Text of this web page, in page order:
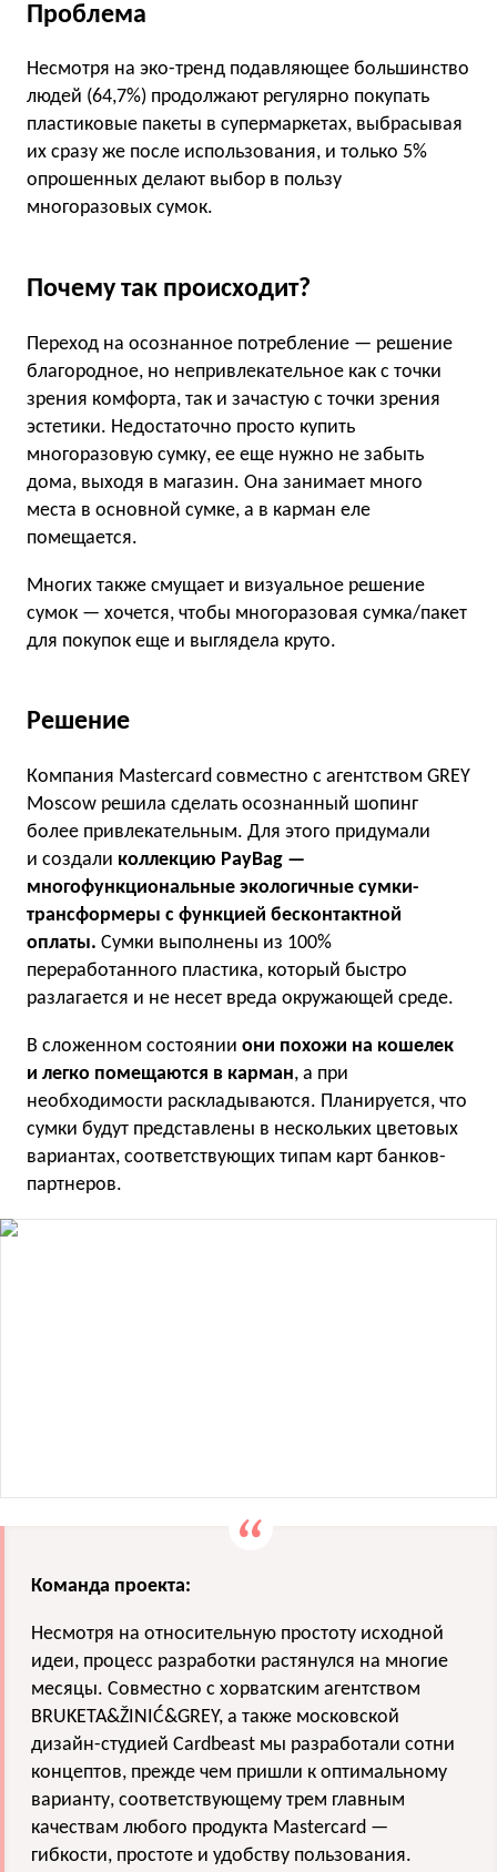
Проблема
Несмотря на эко-тренд подавляющее большинство
людей (64,7%) продолжают регулярно покупать
пластиковые пакеты в супермаркетах, выбрасывая
их сразу же после использования, и только 5%
опрошенных делают выбор в пользу
многоразовых сумок.
Почему так происходит?
Переход на осознанное потребление — решение
благородное, но непривлекательное как с точки
зрения комфорта, так и зачастую с точки зрения
эстетики. Недостаточно просто купить
многоразовую сумку, ее еще нужно не забыть
дома, выходя в магазин. Она занимает много
места в основной сумке, а в карман еле
помещается.
Многих также смущает и визуальное решение
сумок — хочется, чтобы многоразовая сумка/пакет
для покупок еще и выглядела круто.
Решение
Компания Mastercard совместно с агентством GREY
Moscow решила сделать осознанный шопинг
более привлекательным. Для этого придумали
и создали коллекцию PayBag —
многофункциональные экологичные сумки-
трансформеры с функцией бесконтактной
оплаты. Сумки выполнены из 100%
переработанного пластика, который быстро
разлагается и не несет вреда окружающей среде.
В сложенном состоянии они похожи на кошелек
и легко помещаются в карман, а при
необходимости раскладываются. Планируется, что
сумки будут представлены в нескольких цветовых
вариантах, соответствующих типам карт банков-
партнеров.
Команда проекта:
Несмотря на относительную простоту исходной
идеи, процесс разработки растянулся на многие
месяцы. Совместно с хорватским агентством
BRUKETA&ŽINIĆ&GREY, а также московской
дизайн-студией Cardbeast мы разработали сотни
концептов, прежде чем пришли к оптимальному
варианту, соответствующему трем главным
качествам любого продукта Mastercard —
гибкости, простоте и удобству пользования.